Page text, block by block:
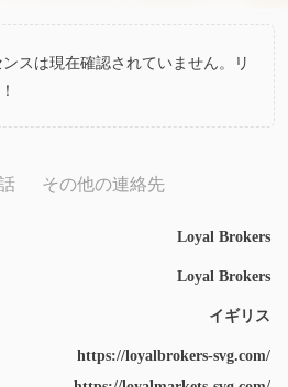
5
6
7
スは現在確認されていません。リ
その他の連絡先
Loyal Brokers
Loyal Brokers
イギリス
https://loyalbrokers-svg.com/